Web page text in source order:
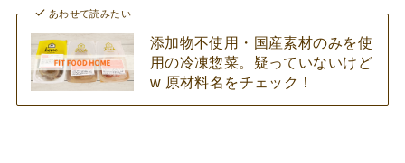
あわせて読みたい
添加物不使用・国産素材のみを使
用の冷凍惣菜。疑っていないけど
w 原材料名をチェック！